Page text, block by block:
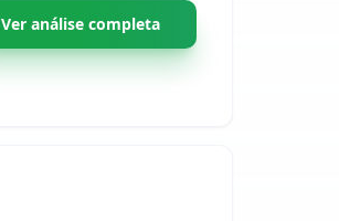
Ver análise completa